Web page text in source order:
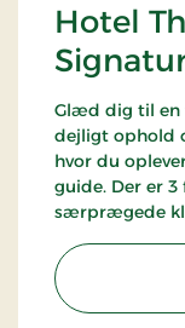
Hotel
Glæd dig til en
dejligt ophold
hvor du
guide. Der er
særprægede
afhænger af